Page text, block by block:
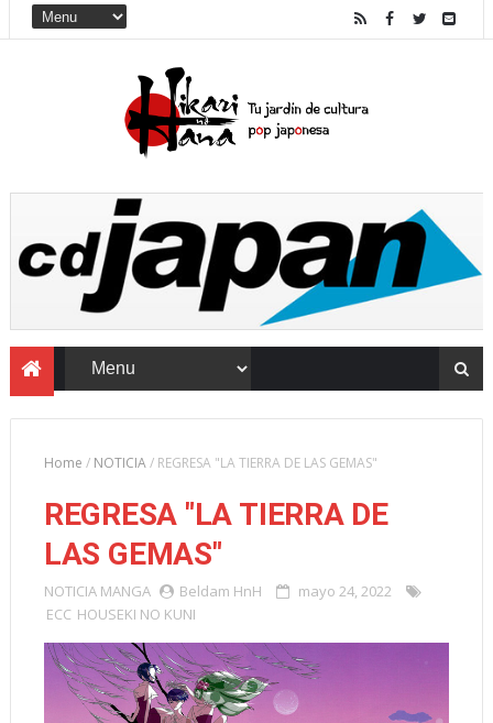
Home / NOTICIA/ REGRESA "LA TIERRA DE LAS GEMAS"
REGRESA "LA TIERRA DE
LAS GEMAS"
NOTICIA MANGA Beldam HnH
mayo 24, 2022
ECC HOUSEKI NO KUNI